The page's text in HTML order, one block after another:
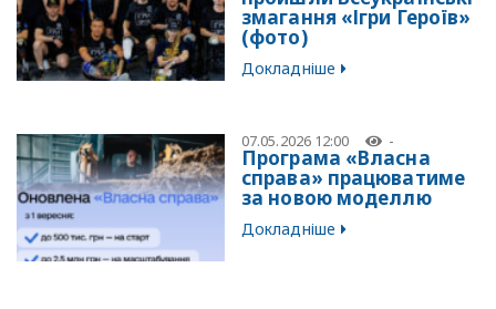
змагання «Ігри Героїв»
(фото)
Докладніше
07.05.2026 12:00 -
Програма «Власна
справа» працюватиме
за новою моделлю
Докладніше